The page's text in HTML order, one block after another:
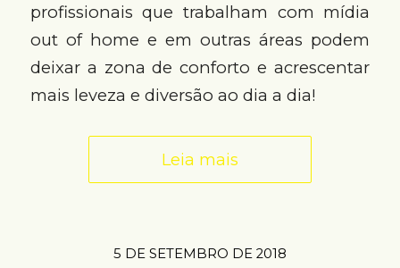
profissionais que trabalham com mídia
out of home e em outras áreas podem
deixar a zona de conforto e acrescentar
mais leveza e diversão ao dia a dia!
Leia mais
5 DE SETEMBRO DE 2018